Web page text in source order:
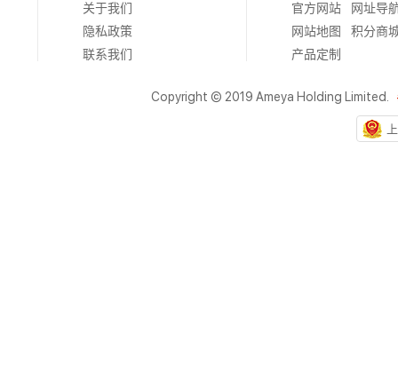
关于我们
隐私政策
联系我们
官方网站
网址导
网站地图
积分商
产品定制
Copyright © 2019 Ameya Holding Limited.